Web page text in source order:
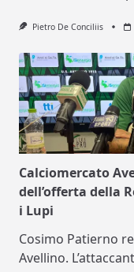
Pietro De Conciliis
Calciomercato
dell’offerta della
i Lupi
Cosimo Patierno
Avellino.